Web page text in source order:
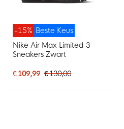
Beste Keus
-15%
Nike Air Max Limited 3
Sneakers Zwart
€ 109,99 € 130,00